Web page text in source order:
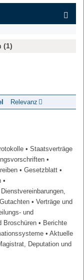
(1)
Relevanz
• Staatsverträge
•
• Gesetzblatt •
•
• Verträge und
und
Broschüren • Berichte
• Aktuelle
Deputation und